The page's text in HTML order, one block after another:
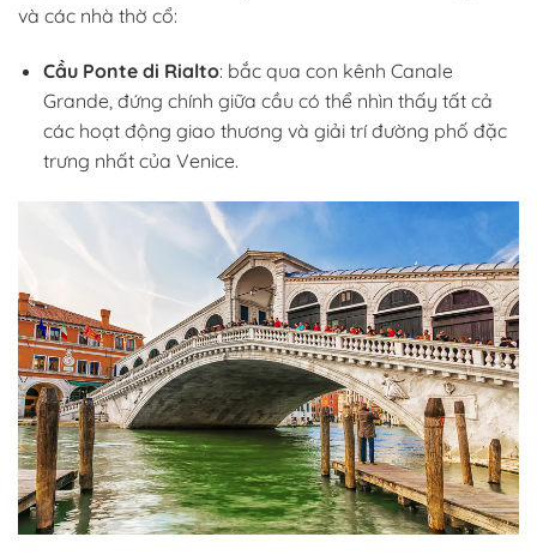
và các nhà thờ cổ:
Cầu Ponte di Rialto: bắc qua con kênh Canale
Grande, đứng chính giữa cầu có thể nhìn thấy tất cả
các hoạt động giao thương và giải trí đường phố đặc
trưng nhất của Venice.